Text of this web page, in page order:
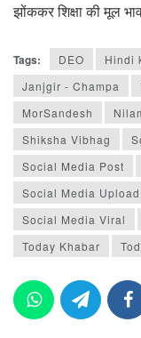
झोंककर शिक्षा की मूल
Tags: DEO Hindi
Janjgir - Champa
MorSandesh
Shiksha Vibhag
Social Media Post
Social Media Upload
Social Media Viral
Today Khabar